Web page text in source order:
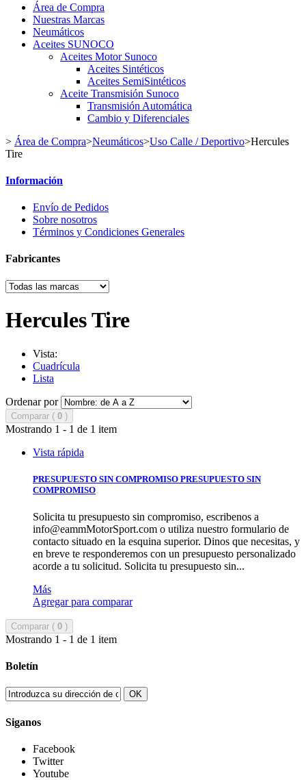
Área de Compra
Nuestras Marcas
Neumáticos
Aceites SUNOCO
Aceites Motor Sunoco
Aceites Sintéticos
Aceites SemiSintéticos
Aceite Transmisión Sunoco
Transmisión Automática
Cambio y Diferenciales
> Área de Compra>Neumáticos>Uso Calle / Deportivo>Hercules
Tire
Información
Envío de Pedidos
Sobre nosotros
Términos y Condiciones Generales
Fabricantes
Hercules Tire
Vista:
Cuadrícula
Lista
Ordenar por
Comparar ( 0 )
Mostrando 1 - 1 de 1 item
Vista rápida
PRESUPUESTO SIN COMPROMISO PRESUPUESTO SIN
COMPROMISO
Solicita tu presupuesto sin compromiso, escribenos a
info@eammMotorSport.com o utiliza nuestro formulario de
contacto situado en la esquina superior. Dinos que necesitas, y
en breve te responderemos con un presupuesto personalizado
acorde a tu solicitud. Solicita tu presupuesto sin...
Más
Agregar para comparar
Comparar ( 0 )
Mostrando 1 - 1 de 1 item
Boletín
OK
Siganos
Facebook
Twitter
Youtube